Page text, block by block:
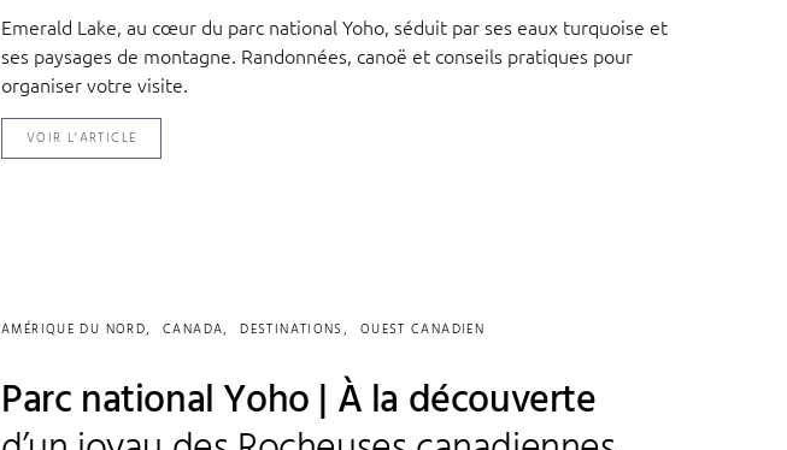
Emerald Lake, au cœur du parc national Yoho, séduit par ses eaux turquoise et
ses paysages de montagne. Randonnées, canoë et conseils pratiques pour
organiser votre visite.
VOIR L'ARTICLE
AMÉRIQUE DU NORD CANADA DESTINATIONS OUEST CANADIEN
Parc national Yoho | À la découverte